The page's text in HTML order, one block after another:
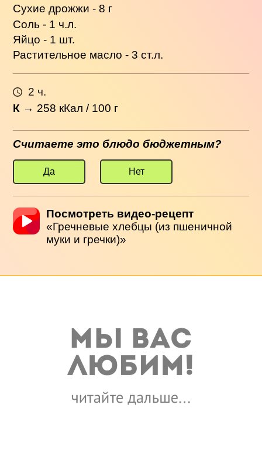
Сухие дрожжи - 8 г
Соль - 1 ч.л.
Яйцо - 1 шт.
Растительное масло - 3 ст.л.
2 ч.
К → 258 кКал / 100 г
Считаете это блюдо бюджетным?
Да Нет
Посмотреть видео-рецепт
«Гречневые хлебцы (из пшеничной
муки и гречки)»